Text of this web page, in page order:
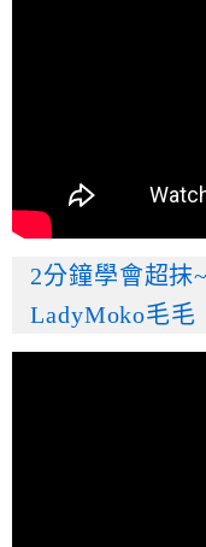
2分鐘學會超抹
LadyMoko毛毛